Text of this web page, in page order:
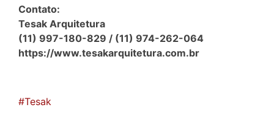
Contato:
Tesak Arquitetura
(11) 997-180-829 / (11) 974-262-064
https://www.tesakarquitetura.com.br
#Tesak